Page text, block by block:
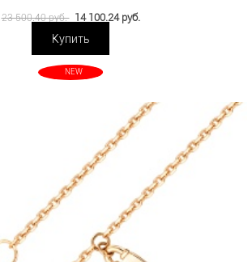
23 500.40 руб. 14 100.24 руб.
Купить
NEW